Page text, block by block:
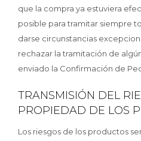
que la compra ya estuviera
posible para tramitar siempre
darse circunstancias
rechazar la tramitación de
enviado la Confirmación de
TRANSMISIÓN DEL
PROPIEDAD DE LOS
Los riesgos de los productos